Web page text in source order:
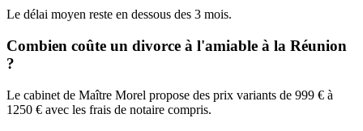
Le délai moyen reste en dessous des 3 mois.
Combien coûte un divorce à l'amiable à la Réunion
?
Le cabinet de Maître Morel propose des prix variants de 999 € à
1250 € avec les frais de notaire compris.